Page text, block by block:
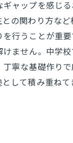
ャップを感じ
の関わり方な
行うことが重
ません。中学
寧な基礎作り
して積み重ね